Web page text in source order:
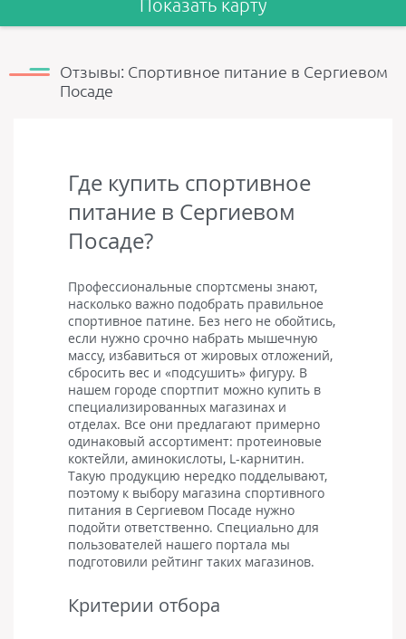
Показать карту
Отзывы: Спортивное питание в Сергиевом
Посаде
Где купить спортивное
питание в Сергиевом
Посаде?
Профессиональные спортсмены знают,
насколько важно подобрать правильное
спортивное патине. Без него не обойтись,
если нужно срочно набрать мышечную
массу, избавиться от жировых отложений,
сбросить вес и «подсушить» фигуру. В
нашем городе спортпит можно купить в
специализированных магазинах и
отделах. Все они предлагают примерно
одинаковый ассортимент: протеиновые
коктейли, аминокислоты, L-карнитин.
Такую продукцию нередко подделывают,
поэтому к выбору магазина спортивного
питания в Сергиевом Посаде нужно
подойти ответственно. Специально для
пользователей нашего портала мы
подготовили рейтинг таких магазинов.
Критерии отбора